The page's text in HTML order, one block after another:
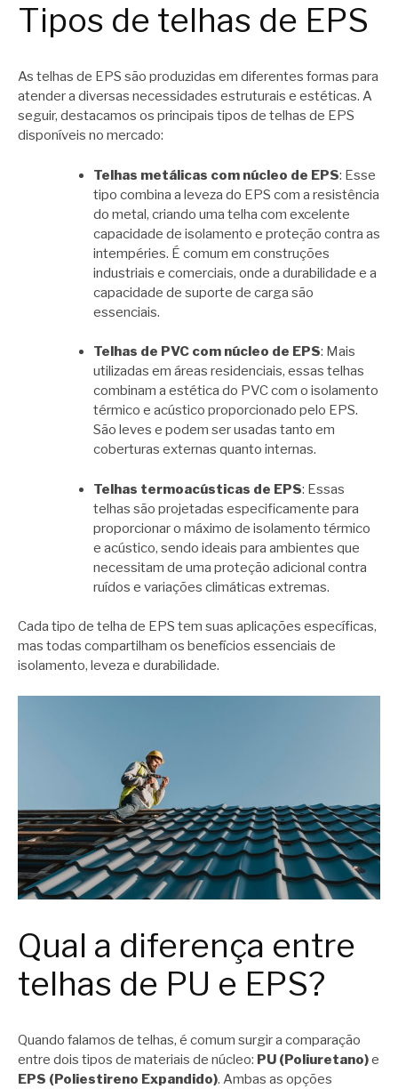
Tipos de telhas de EPS
As telhas de EPS são produzidas em diferentes formas para
atender a diversas necessidades estruturais e estéticas. A
seguir, destacamos os principais tipos de telhas de EPS
disponíveis no mercado:
Telhas metálicas com núcleo de EPS: Esse
tipo combina a leveza do EPS com a resistência
do metal, criando uma telha com excelente
capacidade de isolamento e proteção contra as
intempéries. É comum em construções
industriais e comerciais, onde a durabilidade e a
capacidade de suporte de carga são
essenciais.
Telhas de PVC com núcleo de EPS: Mais
utilizadas em áreas residenciais, essas telhas
combinam a estética do PVC com o isolamento
térmico e acústico proporcionado pelo EPS.
São leves e podem ser usadas tanto em
coberturas externas quanto internas.
Telhas termoacústicas de EPS: Essas
telhas são projetadas especificamente para
proporcionar o máximo de isolamento térmico
e acústico, sendo ideais para ambientes que
necessitam de uma proteção adicional contra
ruídos e variações climáticas extremas.
Cada tipo de telha de EPS tem suas aplicações específicas,
mas todas compartilham os benefícios essenciais de
isolamento, leveza e durabilidade.
Qual a diferença entre
telhas de PU e EPS?
Quando falamos de telhas, é comum surgir a comparação
entre dois tipos de materiais de núcleo: PU (Poliuretano)e
EPS (Poliestireno Expandido). Ambas as opções